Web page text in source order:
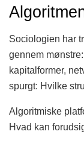
Sociologien har
gennem
kapitalformer,
spurgt: Hvilke
Algoritmiske
Hvad kan